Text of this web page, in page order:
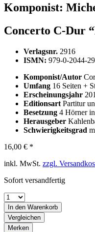
Komponist:
Concerto C-Dur
Verlagsnr. 2916
ISMN: 979-0-2044-
Komponist/Autor
Umfang 16 Seiten +
Erscheinungsjahr
Editionsart Partitur
Besetzung 4 Hörner
Herausgeber
Schwierigkeitsgrad
16,00 € *
inkl. MwSt. zzgl.
Sofort versandfertig
In den Warenkorb
Vergleichen
Merken